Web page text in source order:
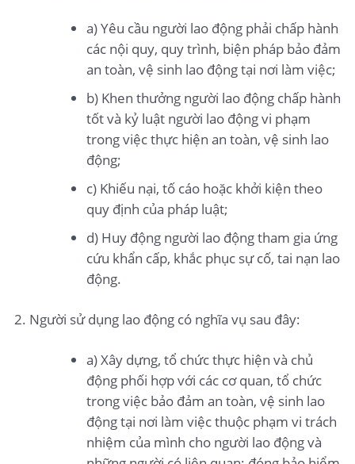
a) Yêu cầu người lao động phải chấp hành
các nội quy, quy trình, biện pháp bảo đảm
an toàn, vệ sinh lao động tại nơi làm việc;
b) Khen thưởng người lao động chấp hành
tốt và kỷ luật người lao động vi phạm
trong việc thực hiện an toàn, vệ sinh lao
động;
c) Khiếu nại, tố cáo hoặc khởi kiện theo
quy định của pháp luật;
d) Huy động người lao động tham gia ứng
cứu khẩn cấp, khắc phục sự cố, tai nạn lao
động.
Người sử dụng lao động có nghĩa vụ sau đây:
a) Xây dựng, tổ chức thực hiện và chủ
động phối hợp với các cơ quan, tổ chức
trong việc bảo đảm an toàn, vệ sinh lao
động tại nơi làm việc thuộc phạm vi trách
nhiệm của mình cho người lao động và